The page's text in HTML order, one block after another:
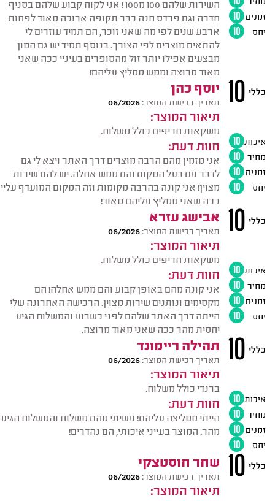
השירות שלהם 100 מ100 ! אני לקוח קבוע שלהם בסניף
חדרה וגם פרדס חנה כבר תקופה ארוכה מאוד לפחות
ארבע שנים לפי מה שאני זוכר, הם תמיד עוזרים לי
להתאים מוצרים לפי הצורך. בנוסף תמיד יש גם המון
מבצעים אפילו יותר זול מהסופרים בעיניי ככה שאני
מאוד מרוצה וממש ממליץ עליהם!
זמנים 10
יחס
10
יוסף כהן
תאריך רכישת המוצר:06/2026
תיאור המוצר:
משקאות חריפים כולל משלוח.
חוות דעת:
אני מזמין מהם הרבה מוצרים דרך האתר ויצא לי גם
לדבר עם בעל המקום והם ממש אחלה. יש להם שירות
מצוין! אני קונה בהרבה מקומות וזה המקום המועדף עליי
ככה שאני ממליץ עליהם מאוד!
10 כללי
איכות 10
מחיר
10
זמנים 10
יחס
10
אבישג עזרא
תאריך רכישת המוצר:06/2026
תיאור המוצר:
משקאות חריפים כולל משלוח.
חוות דעת:
אני קונה מהם באופן קבוע והם ממש אחלה! הם
מקסימים ונותנים שירות מצוין. הרכישה האחרונה שלי
הייתה דרך האתר שלהם לפני כשבוע והמשלוח הגיע
יחסית מהר ככה שאני מאוד מרוצה.
10 כללי
איכות 10
מחיר
10
זמנים 10
יחס
10
תהילה ריימונד
תאריך רכישת המוצר:06/2026
תיאור המוצר:
ברנדי כולל משלוח.
חוות דעת:
הייתי ממליצה עליהם! עשיתי מהם משלוח והמשלוח הגיע
מהר. המוצר בעייני איכותי, הם נהדרים!
10 כללי
איכות 10
מחיר
10
זמנים 10
יחס
10
שחר חוסטצקי
תאריך רכישת המוצר:06/2026
תיאור המוצר:
10 כללי